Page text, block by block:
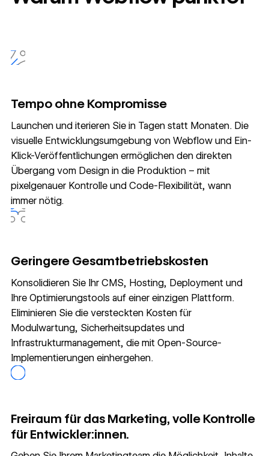
Tempo ohne Kompromisse
Launchen und iterieren Sie in Tagen statt Monaten. Die
visuelle Entwicklungsumgebung von Webflow und Ein-
Klick-Veröffentlichungen ermöglichen den direkten
Übergang vom Design in die Produktion – mit
pixelgenauer Kontrolle und Code-Flexibilität, wann
immer nötig.
Geringere Gesamtbetriebskosten
Konsolidieren Sie Ihr CMS, Hosting, Deployment und
Ihre Optimierungstools auf einer einzigen Plattform.
Eliminieren Sie die versteckten Kosten für
Modulwartung, Sicherheitsupdates und
Infrastrukturmanagement, die mit Open-Source-
Implementierungen einhergehen.
Freiraum für das Marketing, volle Kontrolle
für Entwickler:innen.